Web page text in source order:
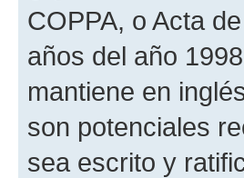
COPPA, o Acta
años del año
mantiene en
son potenciales
sea escrito y